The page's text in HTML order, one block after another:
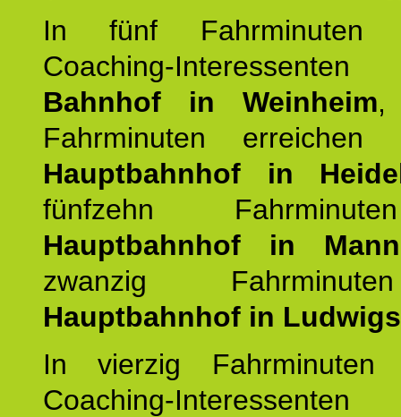
In fünf Fahrminuten
Coaching-
Bahnhof in Weinheim,
Fahrminuten
Hauptbahnhof in
fünfzehn
Hauptbahnhof in
zwanzig
Hauptbahnhof in
In vierzig Fahrminuten
Coaching-